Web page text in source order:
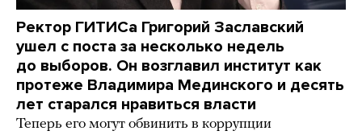
Ректор ГИТИСа Григорий Заславский
ушел с поста за несколько недель
до выборов. Он возглавил институт как
протеже Владимира Мединского и десять
лет старался нравиться власти
Теперь его могут обвинить в коррупции